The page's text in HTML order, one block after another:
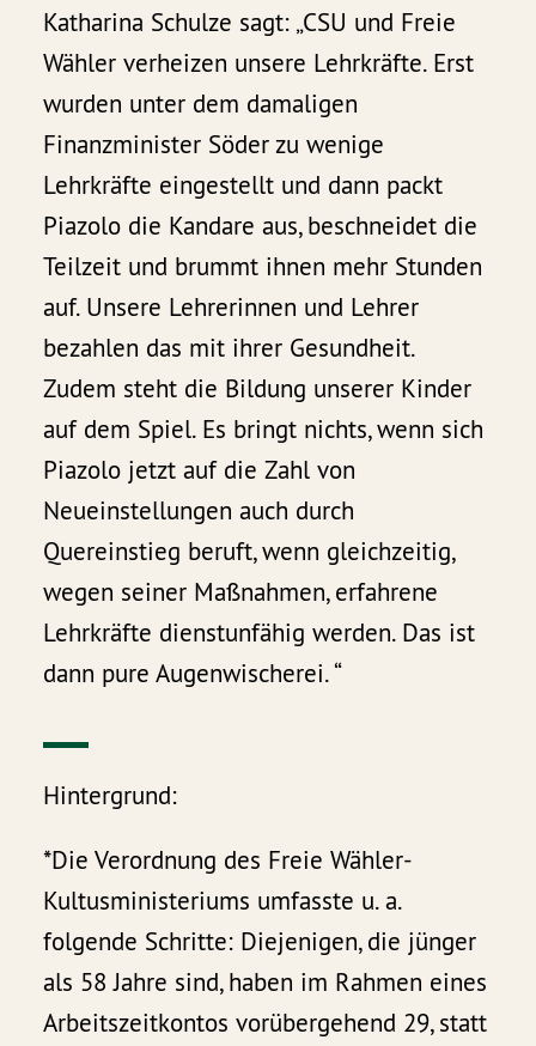
Katharina Schulze sagt: „CSU und Freie
Wähler verheizen unsere Lehrkräfte. Erst
wurden unter dem damaligen
Finanzminister Söder zu wenige
Lehrkräfte eingestellt und dann packt
Piazolo die Kandare aus, beschneidet die
Teilzeit und brummt ihnen mehr Stunden
auf. Unsere Lehrerinnen und Lehrer
bezahlen das mit ihrer Gesundheit.
Zudem steht die Bildung unserer Kinder
auf dem Spiel. Es bringt nichts, wenn sich
Piazolo jetzt auf die Zahl von
Neueinstellungen auch durch
Quereinstieg beruft, wenn gleichzeitig,
wegen seiner Maßnahmen, erfahrene
Lehrkräfte dienstunfähig werden. Das ist
dann pure Augenwischerei. “
Hintergrund:
*Die Verordnung des Freie Wähler-
Kultusministeriums umfasste u. a.
folgende Schritte: Diejenigen, die jünger
als 58 Jahre sind, haben im Rahmen eines
Arbeitszeitkontos vorübergehend 29, statt